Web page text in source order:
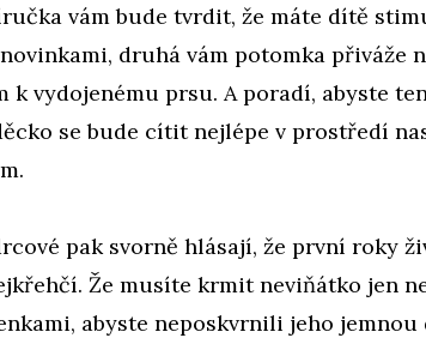
vám bude tvrdit, že máte dítě
druhá vám potomka přiváže
k vydojenému prsu. A poradí, abyste
se bude cítit nejlépe v prostředí
pak svorně hlásají, že první roky
Že musíte krmit neviňátko jen
abyste neposkvrnili jeho jemnou